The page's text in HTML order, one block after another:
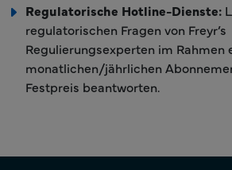
Regulatorische Hotline-Dienste:
regulatorischen Fragen von Freyr’s
Regulierungsexperten im Rahmen
monatlichen/jährlichen
Festpreis beantworten.